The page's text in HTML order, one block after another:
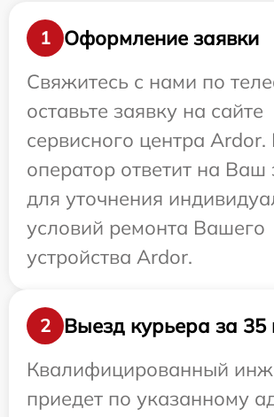
1
Оформление заявки
Свяжитесь с нами по
оставьте заявку на сайте
сервисного центра
оператор ответит на Ваш
для уточнения
условий ремонта Вашего
устройства Ardor.
2
Выезд курьера за 35
Квалифицированный
приедет по указанному